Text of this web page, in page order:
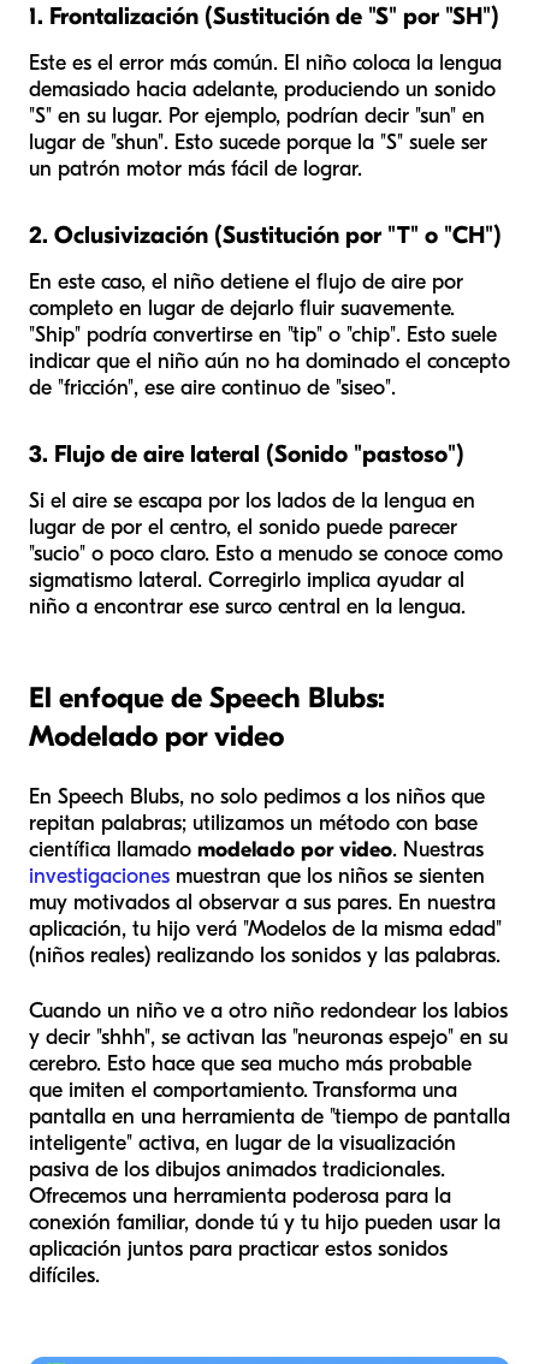
1. Frontalización (Sustitución de "S" por "SH")
Este es el error más común. El niño coloca la lengua
demasiado hacia adelante, produciendo un sonido
"S" en su lugar. Por ejemplo, podrían decir "sun" en
lugar de "shun". Esto sucede porque la "S" suele ser
un patrón motor más fácil de lograr.
2. Oclusivización (Sustitución por "T" o "CH")
En este caso, el niño detiene el flujo de aire por
completo en lugar de dejarlo fluir suavemente.
"Ship" podría convertirse en "tip" o "chip". Esto suele
indicar que el niño aún no ha dominado el concepto
de "fricción", ese aire continuo de "siseo".
3. Flujo de aire lateral (Sonido "pastoso")
Si el aire se escapa por los lados de la lengua en
lugar de por el centro, el sonido puede parecer
"sucio" o poco claro. Esto a menudo se conoce como
sigmatismo lateral. Corregirlo implica ayudar al
niño a encontrar ese surco central en la lengua.
El enfoque de Speech Blubs:
Modelado por video
En Speech Blubs, no solo pedimos a los niños que
repitan palabras; utilizamos un método con base
científica llamado modelado por video. Nuestras
investigaciones muestran que los niños se sienten
muy motivados al observar a sus pares. En nuestra
aplicación, tu hijo verá "Modelos de la misma edad"
(niños reales) realizando los sonidos y las palabras.
Cuando un niño ve a otro niño redondear los labios
y decir "shhh", se activan las "neuronas espejo" en su
cerebro. Esto hace que sea mucho más probable
que imiten el comportamiento. Transforma una
pantalla en una herramienta de "tiempo de pantalla
inteligente" activa, en lugar de la visualización
pasiva de los dibujos animados tradicionales.
Ofrecemos una herramienta poderosa para la
conexión familiar, donde tú y tu hijo pueden usar la
aplicación juntos para practicar estos sonidos
difíciles.